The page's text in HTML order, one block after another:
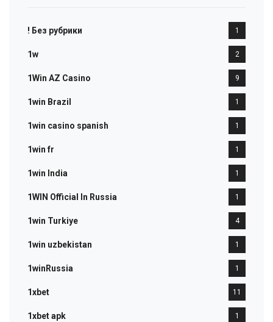
! Без рубрики 1
1w 2
1Win AZ Casino 9
1win Brazil 1
1win casino spanish 1
1win fr 1
1win India 1
1WIN Official In Russia 1
1win Turkiye 4
1win uzbekistan 1
1winRussia 1
1xbet 11
1xbet apk 1